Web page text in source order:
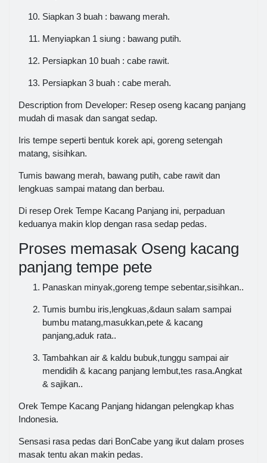
Siapkan 3 buah : bawang merah.
Menyiapkan 1 siung : bawang putih.
Persiapkan 10 buah : cabe rawit.
Persiapkan 3 buah : cabe merah.
Description from Developer: Resep oseng kacang panjang
mudah di masak dan sangat sedap.
Iris tempe seperti bentuk korek api, goreng setengah
matang, sisihkan.
Tumis bawang merah, bawang putih, cabe rawit dan
lengkuas sampai matang dan berbau.
Di resep Orek Tempe Kacang Panjang ini, perpaduan
keduanya makin klop dengan rasa sedap pedas.
Proses memasak Oseng kacang
panjang tempe pete
Panaskan minyak,goreng tempe sebentar,sisihkan..
Tumis bumbu iris,lengkuas,&daun salam sampai
bumbu matang,masukkan,pete & kacang
panjang,aduk rata..
Tambahkan air & kaldu bubuk,tunggu sampai air
mendidih & kacang panjang lembut,tes rasa.Angkat
& sajikan..
Orek Tempe Kacang Panjang hidangan pelengkap khas
Indonesia.
Sensasi rasa pedas dari BonCabe yang ikut dalam proses
masak tentu akan makin pedas.